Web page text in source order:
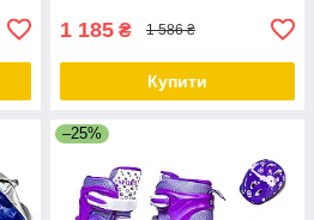
1 185 ₴ 1 586 ₴
Купити
–25%